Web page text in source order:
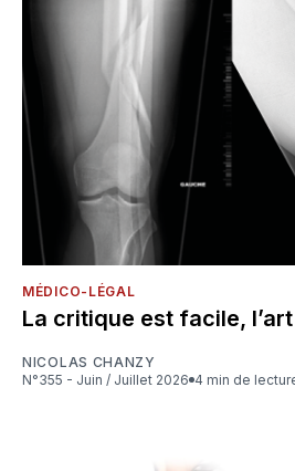
MÉDICO-LÉGAL
La critique est facile,
NICOLAS CHANZY
N°355 - Juin / Juillet 2026
4 min de